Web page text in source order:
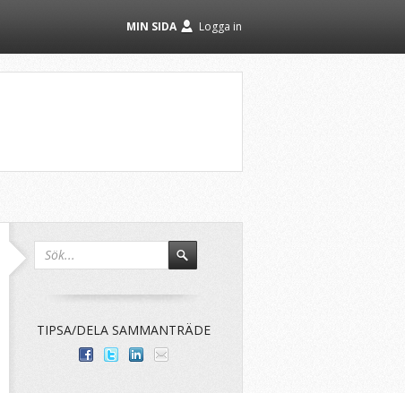
Logga in
MIN SIDA
TIPSA/DELA SAMMANTRÄDE